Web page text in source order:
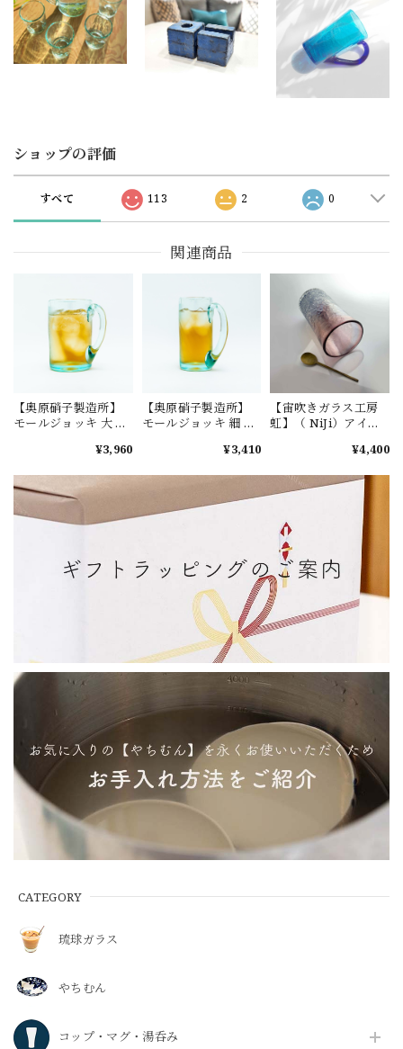
CATEGORY
琉球ガラス
やちむん
コップ・マグ・湯呑み
ショップの評価
すべて 113 2 0
関連商品
【奥原硝子製造所】
モールジョッキ 大 ラ
¥3,960
【奥原硝子製造所】
モールジョッキ 細 ラ
¥3,410
【宙吹きガラス工房
虹】（ NiJi）アイス
¥4,400